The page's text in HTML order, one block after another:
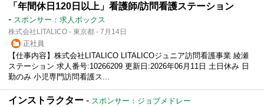
「年間休日120日以上」看護師/訪問看護ステーション
- スポンサー：求人ボックス
株式会社LITALICO - 東京都 - 7月14日
正社員
【仕事内容】株式会社LITALICO LITALICOジュニア訪問看護事業 綾瀬
ステーション 求人番号:10266209 更新日:2026年06月11日 土日休み 日
勤のみ 小児専門訪問看護ス...
インストラクター - スポンサー：ジョブメドレー